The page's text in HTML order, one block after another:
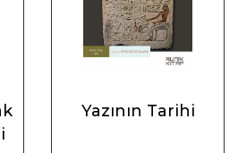
Yazının Tarihi